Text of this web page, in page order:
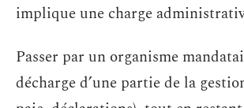
implique une charge
Passer par un organisme
décharge d’une partie de la